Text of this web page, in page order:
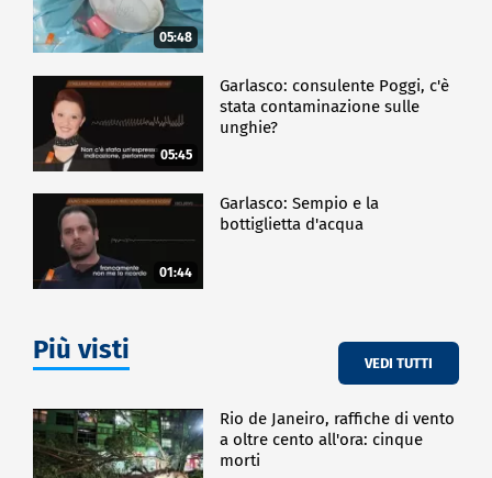
05:48
05:45
Garlasco: consulente Poggi, c'è
stata contaminazione sulle
unghie?
01:44
Garlasco: Sempio e la
bottiglietta d'acqua
Più visti VEDI TUTTI
Rio de Janeiro, raffiche di vento
a oltre cento all'ora: cinque
morti